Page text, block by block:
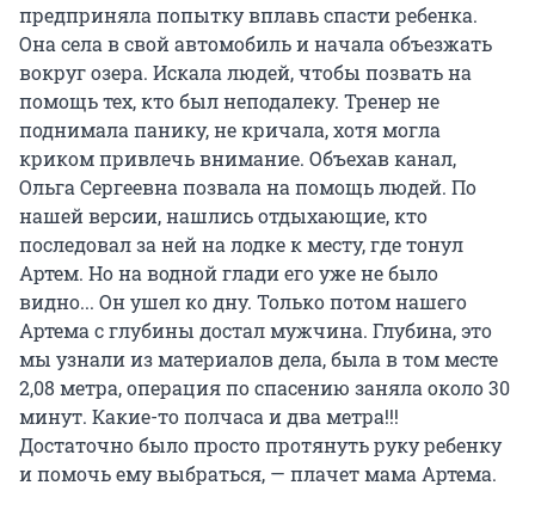
предприняла попытку вплавь спасти ребенка.
Она села в свой автомобиль и начала объезжать
вокруг озера. Искала людей, чтобы позвать на
помощь тех, кто был неподалеку. Тренер не
поднимала панику, не кричала, хотя могла
криком привлечь внимание. Объехав канал,
Ольга Сергеевна позвала на помощь людей. По
нашей версии, нашлись отдыхающие, кто
последовал за ней на лодке к месту, где тонул
Артем. Но на водной глади его уже не было
видно... Он ушел ко дну. Только потом нашего
Артема с глубины достал мужчина. Глубина, это
мы узнали из материалов дела, была в том месте
2,08 метра, операция по спасению заняла около 30
минут. Какие-то полчаса и два метра!!!
Достаточно было просто протянуть руку ребенку
и помочь ему выбраться, — плачет мама Артема.